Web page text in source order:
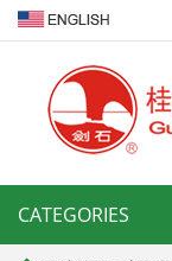
CATEGORIES